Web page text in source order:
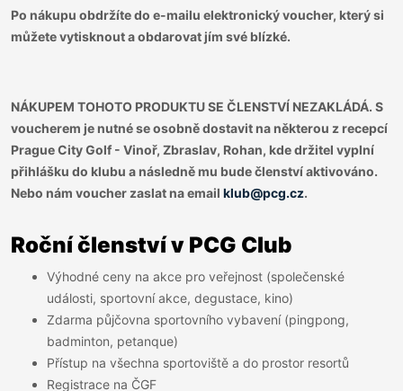
Po nákupu obdržíte do e-mailu elektronický voucher, který si
můžete vytisknout a obdarovat jím své blízké.
NÁKUPEM TOHOTO PRODUKTU SE ČLENSTVÍ NEZAKLÁDÁ. S
voucherem je nutné se osobně dostavit na některou z recepcí
Prague City Golf - Vinoř, Zbraslav, Rohan, kde držitel vyplní
přihlášku do klubu a následně mu bude členství aktivováno.
Nebo nám voucher zaslat na email klub@pcg.cz.
Roční členství v PCG Club
Výhodné ceny na akce pro veřejnost (společenské
události, sportovní akce, degustace, kino)
Zdarma půjčovna sportovního vybavení (pingpong,
badminton, petanque)
Přístup na všechna sportoviště a do prostor resortů
Registrace na ČGF